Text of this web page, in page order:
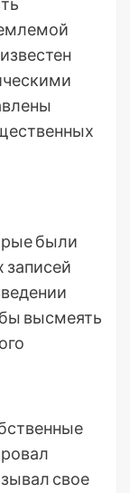
были
записей
высмеять
свое